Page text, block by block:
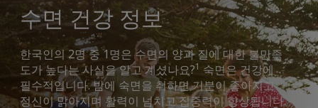
수면 건강 정보
한국인의 2명 중 1명은 수면의 양과 질에 대한 불만족
도가 높다는 사실을 알고 계셨나요?1 숙면은 건강에
필수적입니다. 밤에 숙면을 취하면 기분이 좋아지고
정신이 맑아지며 활력이 넘치고 집중력이 향상됩니다.